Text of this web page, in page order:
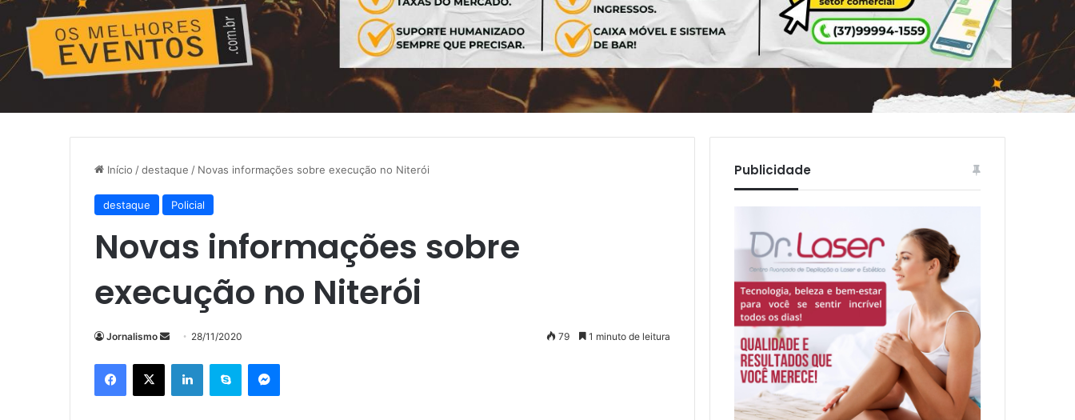
Início /destaque / Novas informações sobre execução no Niterói
destaque Policial
Novas informações sobre
execução no Niterói
Jornalismo
Mande
mail
28/11/2020 79 1 minuto de leitura
Facebook
X LinkedinSkype Messenger
Publicidade